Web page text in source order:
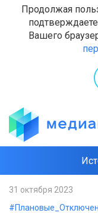
Продолжая
Вашего
31 октября 2023